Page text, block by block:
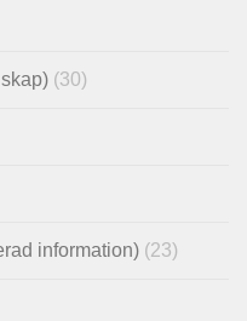
(30)
information) (23)